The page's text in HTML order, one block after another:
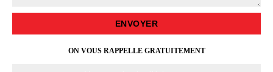
ON VOUS RAPPELLE GRATUITEMENT